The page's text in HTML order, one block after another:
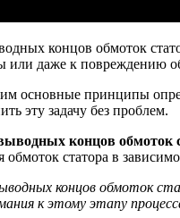
концов обмоток
или даже к повреждению
основные принципы
эту задачу без проблем.
концов обмоток
статора в
концов обмоток
к этому этапу